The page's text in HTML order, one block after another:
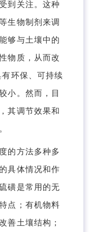
到关注。这种
生物制剂来调
够与土壤中的
物质，从而改
环保、可持续
小。然而，目
其调节效果和
的方法多种多
具体情况和作
磺是常用的无
点；有机物料
善土壤结构；